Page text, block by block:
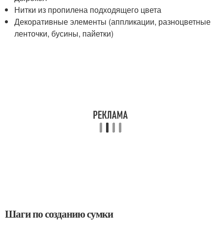
Нитки из пропилена подходящего цвета
Декоративные элементы (аппликации, разноцветные
ленточки, бусины, пайетки)
Шаги по созданию сумки